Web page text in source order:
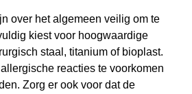
over het algemeen veilig om te
kiest voor hoogwaardige
staal, titanium of bioplast.
reacties te voorkomen
Zorg er ook voor dat de